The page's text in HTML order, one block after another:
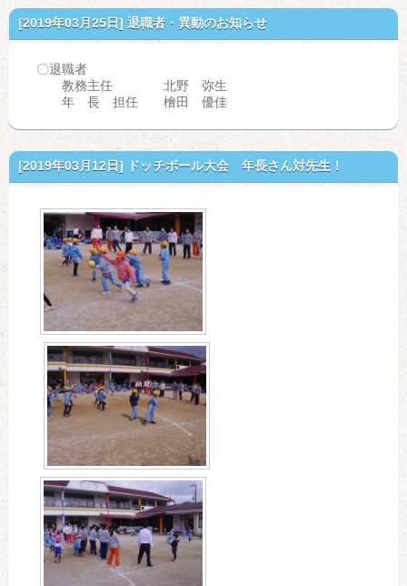
[2019年03月25日] 退職者・異動のお知らせ
〇退職者
教務主任 北野 弥生
年 長 担任 檜田 優佳
[2019年03月12日] ドッチボール大会 年長さん対先生！